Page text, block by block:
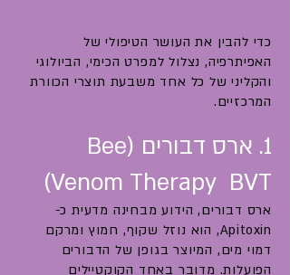
כדי להבין את העושר הטיפולי של
האפיתרפיה, נצלול למפרט הכימי, הביולוגי
והקליני של כל אחד משבעת תוצרי הכוורת
המרכזיים.
1. ארס דבורים (Bee
Venom Therapy BVT)
ארס דבורים, הידוע מבחינה מדעית כ-
Apitoxin, הוא נוזל שקוף, חמוץ ומרקם
דמוי מים, המיוצר בגופן של הדבורים
הפועלות. מדובר באחד הקוקטיילים